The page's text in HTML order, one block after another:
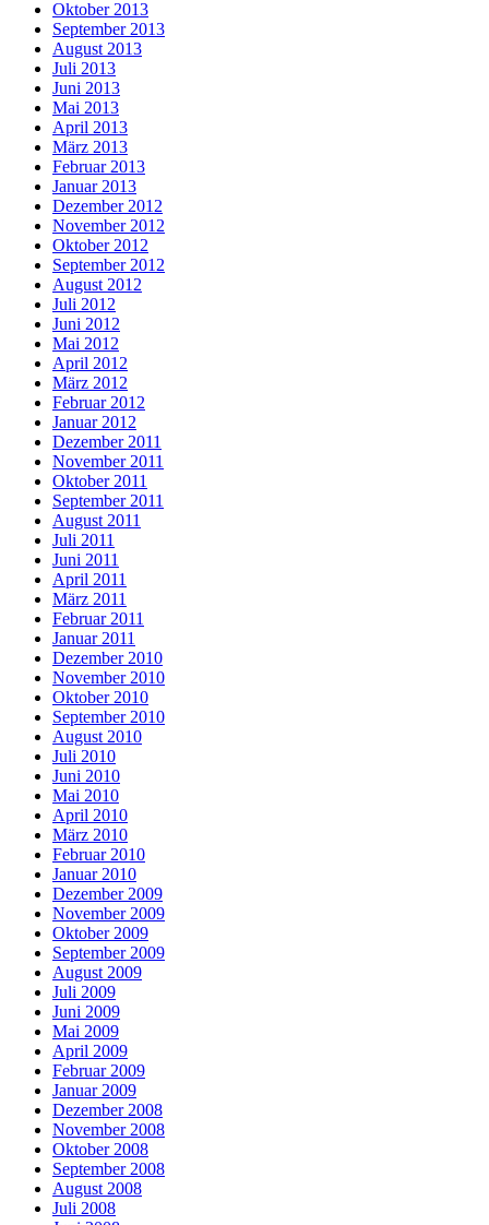
Oktober 2013
September 2013
August 2013
Juli 2013
Juni 2013
Mai 2013
April 2013
März 2013
Februar 2013
Januar 2013
Dezember 2012
November 2012
Oktober 2012
September 2012
August 2012
Juli 2012
Juni 2012
Mai 2012
April 2012
März 2012
Februar 2012
Januar 2012
Dezember 2011
November 2011
Oktober 2011
September 2011
August 2011
Juli 2011
Juni 2011
April 2011
März 2011
Februar 2011
Januar 2011
Dezember 2010
November 2010
Oktober 2010
September 2010
August 2010
Juli 2010
Juni 2010
Mai 2010
April 2010
März 2010
Februar 2010
Januar 2010
Dezember 2009
November 2009
Oktober 2009
September 2009
August 2009
Juli 2009
Juni 2009
Mai 2009
April 2009
Februar 2009
Januar 2009
Dezember 2008
November 2008
Oktober 2008
September 2008
August 2008
Juli 2008